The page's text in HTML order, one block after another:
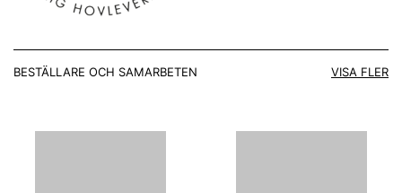
BESTÄLLARE OCH SAMARBETEN VISA FLER